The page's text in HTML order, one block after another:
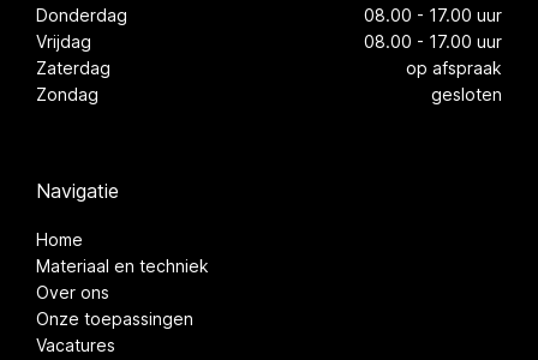
Donderdag
08.00 - 17.00 uur
Vrijdag
08.00 - 17.00 uur
Zaterdag
op afspraak
Zondag
gesloten
Navigatie
Home
Materiaal en techniek
Over ons
Onze toepassingen
Vacatures